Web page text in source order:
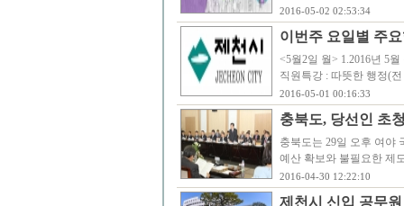
2016-05-02 02:53:34
이번주 요일별 주
<5월2일 월> 1.2016년 5
직원특강 : 따뜻한 행정(
2016-05-01 00:16:33
충북도, 당선인 초
충북도는 29일 오후 여야
예산 확보와 불필요한 제
2016-04-30 12:22:10
제천시 신입 공무